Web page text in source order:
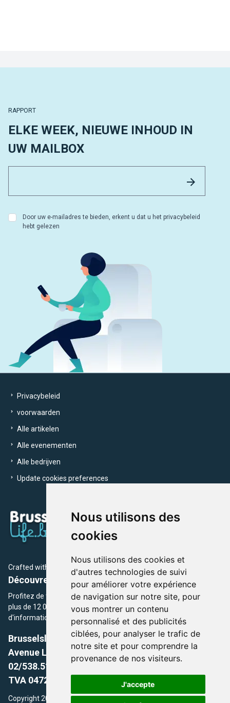
Nous utilisons des
cookies
Nous utilisons des cookies et
d'autres technologies de suivi
pour améliorer votre expérience
de navigation sur notre site, pour
vous montrer un contenu
personnalisé et des publicités
ciblées, pour analyser le trafic de
notre site et pour comprendre la
provenance de nos visiteurs.
J'accepte
RAPPORT
ELKE WEEK, NIEUWE INHOUD IN
UW MAILBOX
Door uw e-mailadres te bieden, erkent u dat u het privacybeleid
hebt gelezen
Privacybeleid
voorwaarden
Alle artikelen
Alle evenementen
Alle bedrijven
Update cookies preferences
Crafted with by Brusselslife Team
Découvrez plus de 12 000 adresses et événements
Profitez de toutes les sections de BrusselsLife.be et découvrez
plus de 12 000 adresses et un grand choix d'événements,
d'informations et de conseils et astuces de notre écriture.
Brusselslife.be
Avenue Louise, 500 -1050 Ixelles, Brussels,
02/538.51.49.
TVA 0472.281.221
Copyright 2026 © Brusselslife.be Tous droits réservés. Le contenu